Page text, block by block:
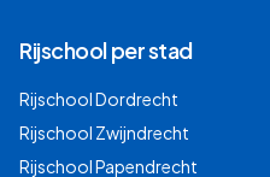
Rijschool per stad
RijschoolDordrecht
Rijschool Zwijndrecht
RijschoolPapendrecht